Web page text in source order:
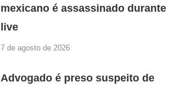
mexicano é assassinado durante
live
7 de agosto de 2026
Advogado é preso suspeito de